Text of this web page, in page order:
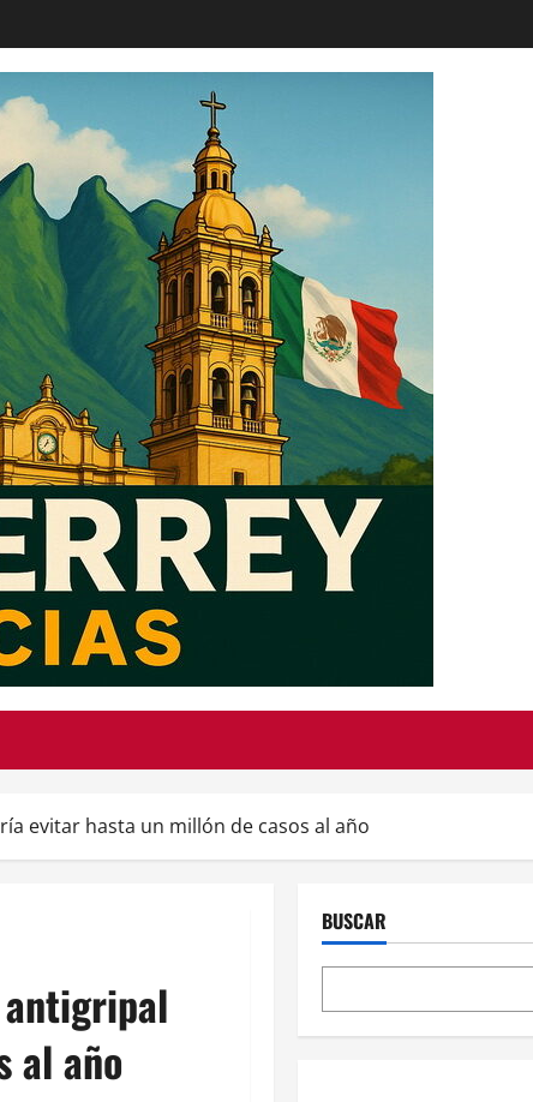
evitar hasta un millón de casos al año
al año
BUSCAR